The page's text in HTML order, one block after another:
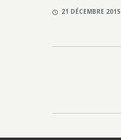
21 DÉCEMBRE 2015